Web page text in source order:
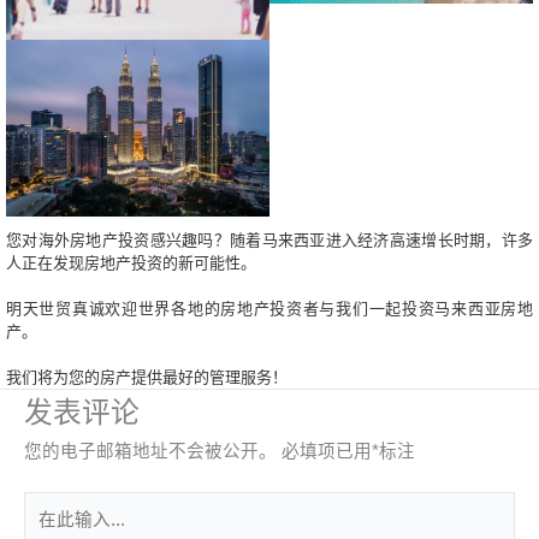
您对海外房地产投资感兴趣吗？随着马来西亚进入经济高速增长时期，许多
人正在发现房地产投资的新可能性。
明天世贸真诚欢迎世界各地的房地产投资者与我们一起投资马来西亚房地
产。
我们将为您的房产提供最好的管理服务！
发表评论
您的电子邮箱地址不会被公开。 必填项已用*标注